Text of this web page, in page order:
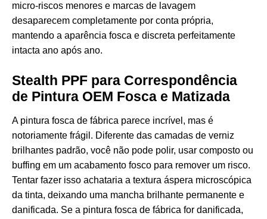
micro-riscos menores e marcas de lavagem
desaparecem completamente por conta própria,
mantendo a aparência fosca e discreta perfeitamente
intacta ano após ano.
Stealth PPF para Correspondência
de Pintura OEM Fosca e Matizada
A pintura fosca de fábrica parece incrível, mas é
notoriamente frágil. Diferente das camadas de verniz
brilhantes padrão, você não pode polir, usar composto ou
buffing em um acabamento fosco para remover um risco.
Tentar fazer isso achataria a textura áspera microscópica
da tinta, deixando uma mancha brilhante permanente e
danificada. Se a pintura fosca de fábrica for danificada,